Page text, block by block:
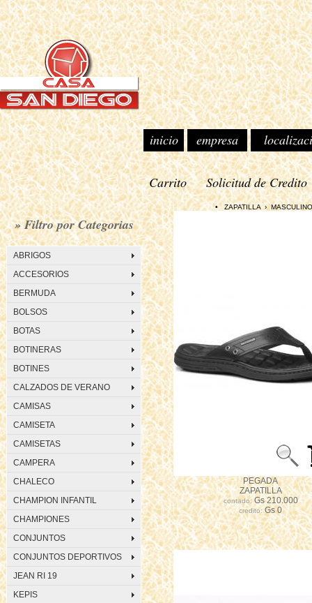
inicio empresa
Carrito Solicitud de Credito
» Filtro por Categorias
ABRIGOS
ACCESORIOS
BERMUDA
BOLSOS
BOTAS
BOTINERAS
BOTINES
CALZADOS DE VERANO
CAMISAS
CAMISETA
CAMISETAS
CAMPERA
CHALECO
CHAMPION INFANTIL
CHAMPIONES
CONJUNTOS
CONJUNTOS DEPORTIVOS
JEAN RI 19
KEPIS
• ZAPATILLA ›
PEGADA
ZAPATILLA
contado:Gs 210.000
credito:Gs 0